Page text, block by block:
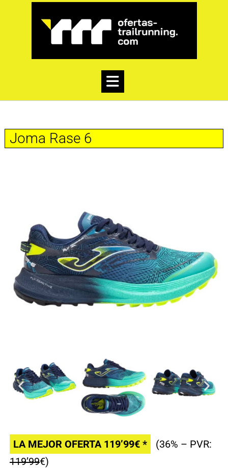
Joma Rase 6
LA MEJOR OFERTA 119’99€ *
(36% – PVR:
119’99€)